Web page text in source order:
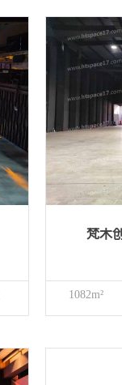
梵木
1082m²